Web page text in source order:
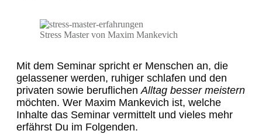
Stress Master von Maxim Mankevich
Mit dem Seminar spricht er Menschen an, die
gelassener werden, ruhiger schlafen und den
privaten sowie beruflichenAlltag besser meistern
möchten. Wer Maxim Mankevich ist, welche
Inhalte das Seminar vermittelt und vieles mehr
erfährst Du im Folgenden.